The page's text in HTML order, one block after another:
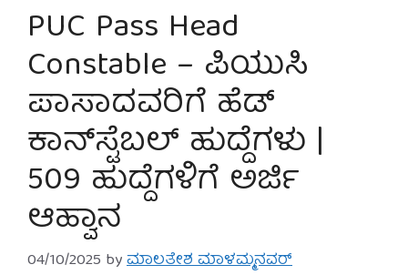
PUC Pass Head
Constable – ಪಿಯುಸಿ
ಪಾಸಾದವರಿಗೆ ಹೆಡ್
ಕಾನ್‌ಸ್ಟೆಬಲ್ ಹುದ್ದೆಗಳು |
509 ಹುದ್ದೆಗಳಿಗೆ ಅರ್ಜಿ
ಆಹ್ವಾನ
04/10/2025 byಮಾಲತೇಶ ಮಾಳಮ್ಮನವರ್